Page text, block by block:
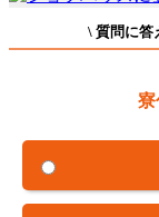
\ 質問に答
寮